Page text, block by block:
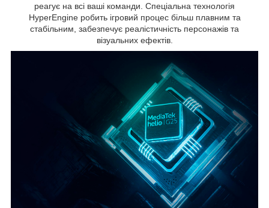
реагує на всі ваші команди. Спеціальна технологія
HyperEngine робить ігровий процес більш плавним та
стабільним, забезпечує реалістичність персонажів та
візуальних ефектів.